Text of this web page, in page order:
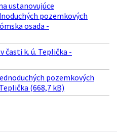
ustanovujúce
pozemkových
osada -
časti k. ú. Teplička -
pozemkových
(668,7 kB)